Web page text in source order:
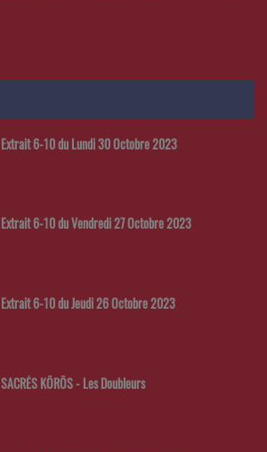
Extrait 6-10 du Lundi 30 Octobre 2023
Extrait 6-10 du Vendredi 27 Octobre 2023
Extrait 6-10 du Jeudi 26 Octobre 2023
SACRÉS KÔRÔS - Les Doubleurs